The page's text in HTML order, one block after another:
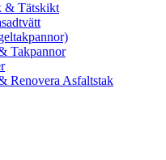
& Tätskikt
Takpannor
Renovera Asfaltstak